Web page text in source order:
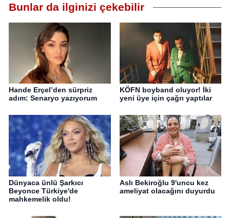
Bunlar da ilginizi çekebilir
Hande Erçel’den sürpriz
adım: Senaryo yazıyorum
KÖFN boyband oluyor! İki
yeni üye için çağrı yaptılar
Dünyaca ünlü Şarkıcı
Beyonce Türkiye'de
mahkemelik oldu!
Aslı Bekiroğlu 9'uncu kez
ameliyat olacağını duyurdu